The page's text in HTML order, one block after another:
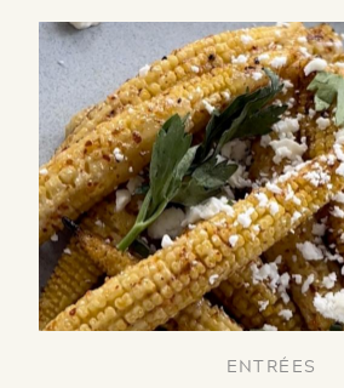
ENTRÉES